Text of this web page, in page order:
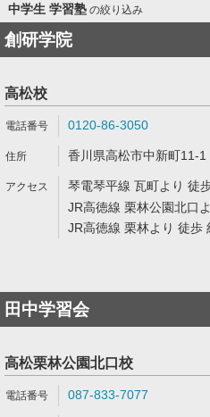
中学生 学習塾の絞り込み
創研学院
高松校
0120-86-3050
香川県高松市中新町11-
琴電琴平線 瓦町より 徒
JR高徳線 栗林公園北口
JR高徳線 栗林より 徒歩
田中学習会
高松栗林公園北口校
087-833-7077